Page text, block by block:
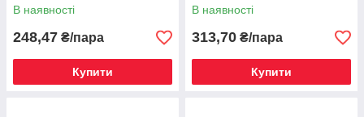
В наявності
248,47 ₴/пара
Купити
В наявності
313,70 ₴/пара
Купити